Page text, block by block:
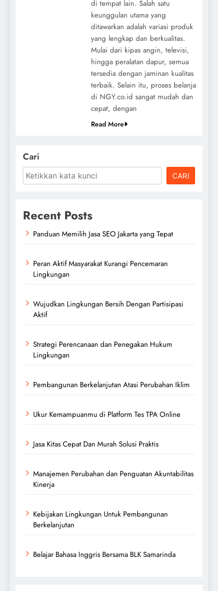
di tempat lain. Salah satu
keunggulan utama yang
ditawarkan adalah variasi produk
yang lengkap dan berkualitas.
Mulai dari kipas angin, televisi,
hingga peralatan dapur, semua
tersedia dengan jaminan kualitas
terbaik. Selain itu, proses belanja
di NGY.co.id sangat mudah dan
cepat, dengan
Read More
Cari
CARI
Recent Posts
Panduan Memilih Jasa SEO Jakarta yang Tepat
Peran Aktif Masyarakat Kurangi Pencemaran
Lingkungan
Wujudkan Lingkungan Bersih Dengan Partisipasi
Aktif
Strategi Perencanaan dan Penegakan Hukum
Lingkungan
Pembangunan Berkelanjutan Atasi Perubahan Iklim
Ukur Kemampuanmu di Platform Tes TPA Online
Jasa Kitas Cepat Dan Murah Solusi Praktis
Manajemen Perubahan dan Penguatan Akuntabilitas
Kinerja
Kebijakan Lingkungan Untuk Pembangunan
Berkelanjutan
Belajar Bahasa Inggris Bersama BLK Samarinda